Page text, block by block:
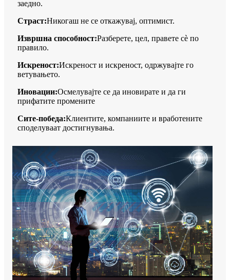
заедно.
Страст:Никогаш не се откажувај, оптимист.
Извршна способност:Разберете, цел, правете сè по
правило.
Искреност:Искреност и искреност, одржувајте го
ветувањето.
Иновации:Осмелувајте се да иновирате и да ги
прифатите промените
Сите-победа:Клиентите, компаниите и вработените
споделуваат достигнувања.